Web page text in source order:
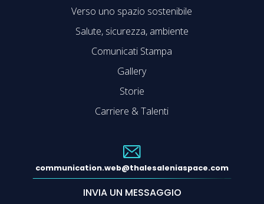
Verso uno spazio sostenibile
Salute, sicurezza, ambiente
Comunicati Stampa
Gallery
Storie
Carriere & Talenti
communication.web@thalesaleniaspace.com
INVIA UN MESSAGGIO